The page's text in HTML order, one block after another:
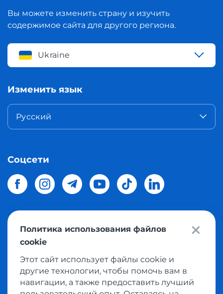
Вы можете изменить страну и изучить
содержимое сайта для другого региона.
Ukraine
Изменить язык
Русский
Соцсети
© 2026 Meest Shoppingдоставка покупок с интернет
магазинов мира в Украину.
Политика конфиденциальности
Публичная оферта
Политика использования файлов
cookie
Этот сайт использует файлы cookie и
другие технологии, чтобы помочь вам в
навигации, а также предоставить лучший